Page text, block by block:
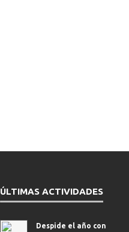
ÚLTIMAS ACTIVIDADES
Despide el año con